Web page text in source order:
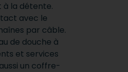
à la détente.
avec le
par câble.
de douche à
et services
un coffre-